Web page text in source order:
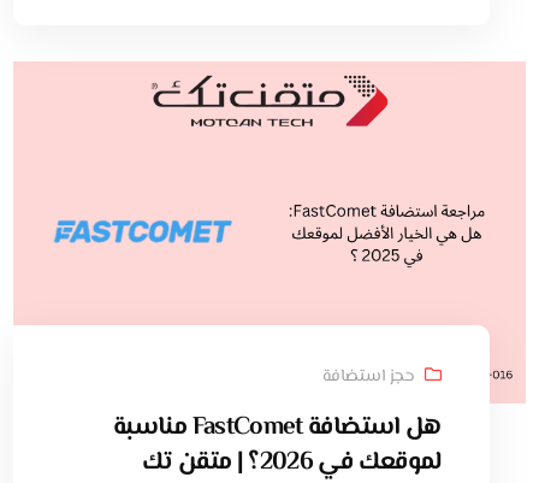
حجز استضافة
هل استضافة FastComet مناسبة
لموقعك في 2026؟ | متقن تك